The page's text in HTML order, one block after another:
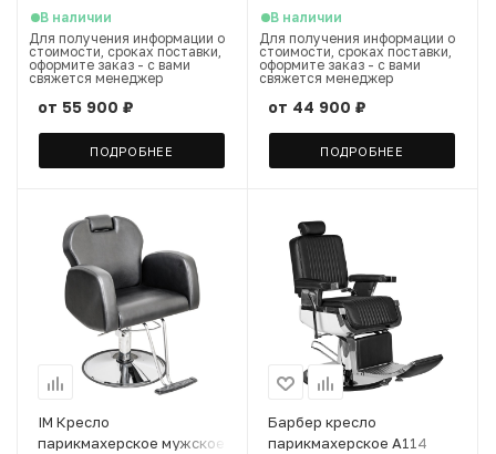
Дизель
В наличии
Для получения информации о
стоимости, сроках поставки,
оформите заказ - с вами
свяжется менеджер
от 55 900 ₽
ПОДРОБНЕЕ
В наличии
Для получения информации о
стоимости, сроках поставки,
оформите заказ - с вами
свяжется менеджер
от 44 900 ₽
ПОДРОБНЕЕ
IM Кресло
парикмахерское мужское
Барбер кресло
парикмахерское А114